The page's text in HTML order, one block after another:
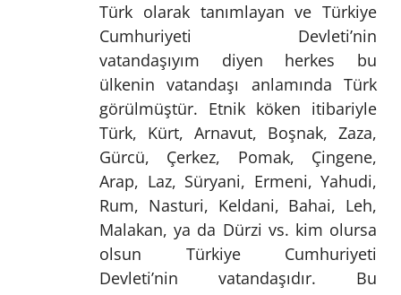
Türk olarak tanımlayan ve Türkiye
Cumhuriyeti Devleti’nin
vatandaşıyım diyen herkes bu
ülkenin vatandaşı anlamında Türk
görülmüştür. Etnik köken itibariyle
Türk, Kürt, Arnavut, Boşnak, Zaza,
Gürcü, Çerkez, Pomak, Çingene,
Arap, Laz, Süryani, Ermeni, Yahudi,
Rum, Nasturi, Keldani, Bahai, Leh,
Malakan, ya da Dürzi vs. kim olursa
olsun Türkiye Cumhuriyeti
Devleti’nin vatandaşıdır. Bu